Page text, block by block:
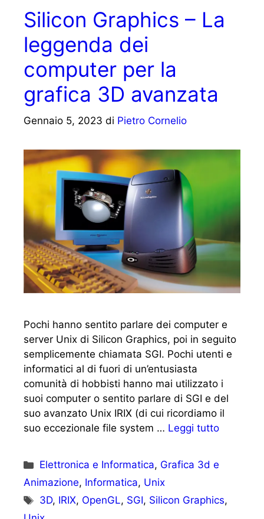
Silicon Graphics – La
leggenda dei
computer per la
grafica 3D avanzata
Gennaio 5, 2023 di Pietro Cornelio
Pochi hanno sentito parlare dei computer e
server Unix di Silicon Graphics, poi in seguito
semplicemente chiamata SGI. Pochi utenti e
informatici al di fuori di un’entusiasta
comunità di hobbisti hanno mai utilizzato i
suoi computer o sentito parlare di SGI e del
suo avanzato Unix IRIX (di cui ricordiamo il
suo eccezionale file system … Leggi tutto
Categorie
Elettronica e Informatica, Grafica 3d e
Animazione, Informatica, Unix
Tag
3D, IRIX, OpenGL, SGI, Silicon Graphics,